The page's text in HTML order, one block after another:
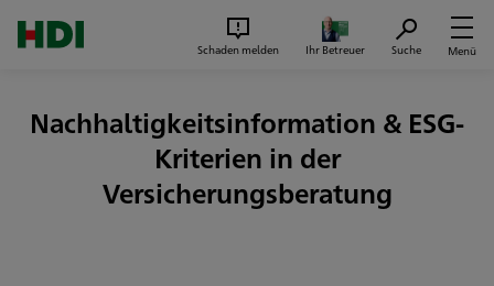
Schaden melden Ihr Betreuer Suche Menü
Nachhaltigkeitsinformation & ESG-
Kriterien in der
Versicherungsberatung